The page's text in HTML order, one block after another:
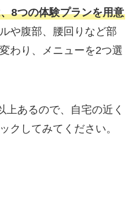
8つの体験プランを用意
や腹部、腰回りなど部
わり、メニューを2つ選
上あるので、自宅の近く
クしてみてください。